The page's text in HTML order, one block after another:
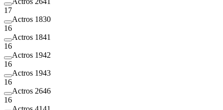
17
Actros 1830
16
Actros 1841
16
Actros 1942
16
Actros 1943
16
Actros 2646
16